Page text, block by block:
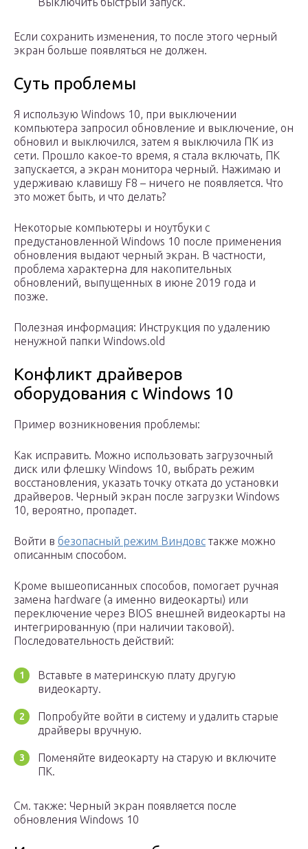
Если сохранить изменения, то после этого черный
экран больше появляться не должен.
Суть проблемы
Я использую Windows 10, при выключении
компьютера запросил обновление и выключение, он
обновил и выключился, затем я выключила ПК из
сети. Прошло какое-то время, я стала включать, ПК
запускается, а экран монитора черный. Нажимаю и
удерживаю клавишу F8 – ничего не появляется. Что
это может быть, и что делать?
Некоторые компьютеры и ноутбуки с
предустановленной Windows 10 после применения
обновления выдают черный экран. В частности,
проблема характерна для накопительных
обновлений, выпущенных в июне 2019 года и
позже.
Полезная информация: Инструкция по удалению
ненужной папки Windows.old
Конфликт драйверов
оборудования с Windows 10
Пример возникновения проблемы:
Как исправить. Можно использовать загрузочный
диск или флешку Windows 10, выбрать режим
восстановления, указать точку отката до установки
драйверов. Черный экран после загрузки Windows
10, вероятно, пропадет.
Войти в безопасный режим Виндовс также можно
описанным способом.
Кроме вышеописанных способов, помогает ручная
замена hardware (а именно видеокарты) или
переключение через BIOS внешней видеокарты на
интегрированную (при наличии таковой).
Последовательность действий:
Вставьте в материнскую плату другую
видеокарту.
Попробуйте войти в систему и удалить старые
драйверы вручную.
Поменяйте видеокарту на старую и включите
ПК.
См. также: Черный экран появляется после
обновления Windows 10